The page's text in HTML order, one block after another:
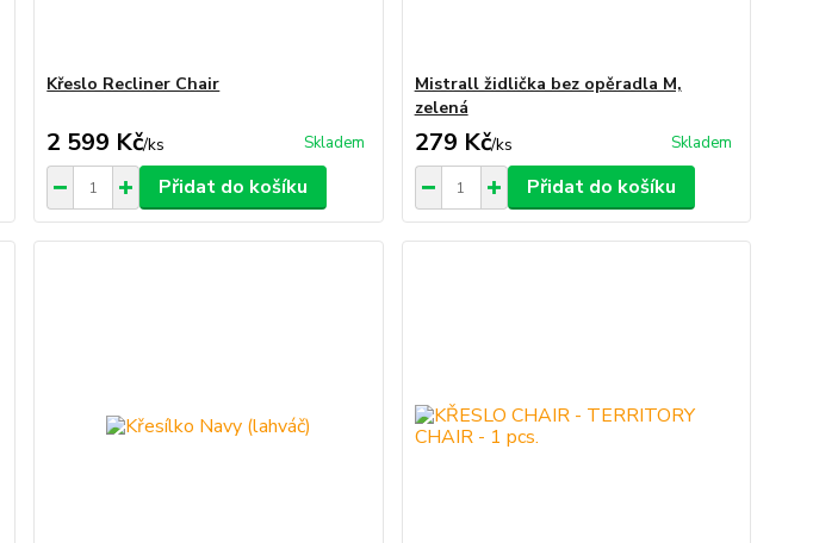
Křeslo Recliner Chair
2 599 Kč/ks Skladem
Přidat do košíku
Mistrall židlička bez opěradla M,
zelená
279 Kč/ks Skladem
Přidat do košíku